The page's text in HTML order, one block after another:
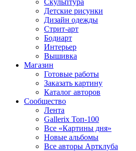
Скульптура
Детские рисунки
Дизайн одежды
Стрит-арт
Бодиарт
Интерьер
Вышивка
Магазин
Готовые работы
Заказать картину
Каталог авторов
Сообщество
Лента
Gallerix Топ-100
Все «Картины дня»
Новые альбомы
Все авторы Артклуба